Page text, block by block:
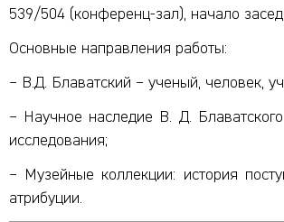
539/504 (конференц-зал), начало
Основные направления работы:
– В.Д. Блаватский – ученый, человек,
– Научное наследие В. Д.
исследования;
– Музейные коллекции: история
атрибуции.